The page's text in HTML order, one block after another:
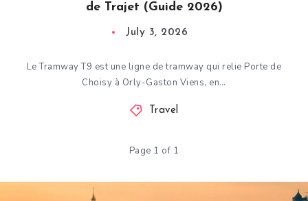
de Trajet (Guide 2026)
July 3, 2026
Le Tramway T9 est une ligne de tramway qui relie Porte de
Choisy à Orly-Gaston Viens, en…
Travel
Page 1 of 1